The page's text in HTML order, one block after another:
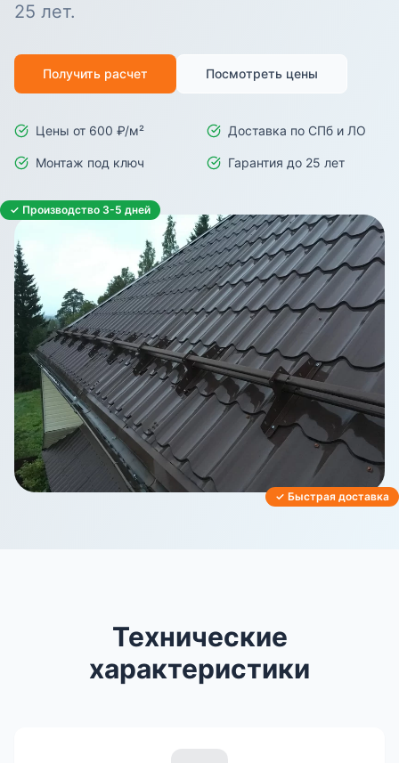
25 лет.
Получить расчет Посмотреть цены
Цены от 600 ₽/м² Доставка по СПб и ЛО
Монтаж под ключ Гарантия до 25 лет
✓ Производство 3-5 дней
✓ Быстрая доставка
Технические
характеристики